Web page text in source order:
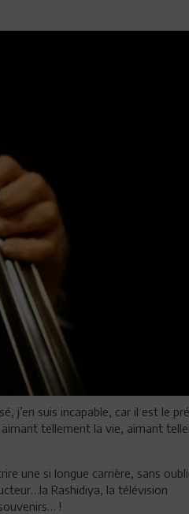
j’en suis incapable, car il est le
tellement la vie, aimant
une si longue carrière, sans
Rashidiya, la télévision
!